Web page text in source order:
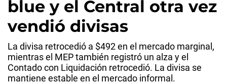
blue y el Central otra vez
vendió divisas
La divisa retrocedió a $492 en el mercado marginal,
mientras el MEP también registró un alza y el
Contado con Liquidación retrocedió. La divisa se
mantiene estable en el mercado informal.